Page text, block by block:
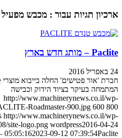
ארכיון תגיות עבור : מכבש מפעיל
Paclite – מותג חדש בארץ
24 באפריל 2016
המתמחה בעיקר בציוד הידוק וכבישה
http://www.machinerynews.co.il/wp-
Roadmaster-900.jpg 600 800
http://www.machinerynews.co.il/wp-
site-logo.png wordpress2016-04-24
05:05:162023-09-12 07:39:54Paclite – מותג חדש בארץ